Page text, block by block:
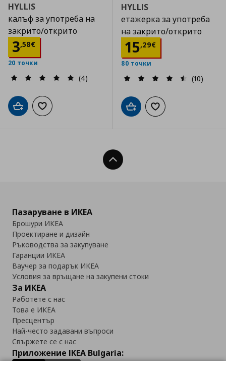
HYLLIS
калъф за употреба на
закрито/открито
3,58€
Цена
20 точки
(4)
Добави в кошницата
Добави към списъка с любими
HYLLIS
етажерка за употреба
на закрито/открито
15,29€
Цена
80 точки
(10)
Добави в кошницата
Добави към
Нагоре
Пазаруване в ИКЕА
Брошури ИКЕА
Проектиране и дизайн
Ръководства за закупуване
Гаранции ИКЕА
Ваучер за подарък ИКЕА
Условия за връщане на закупени стоки
За ИКЕА
Работете с нас
Това е ИКЕА
Пресцентър
Най-често задавани въпроси
Свържете се с нас
Приложение IKEA Bulgaria: